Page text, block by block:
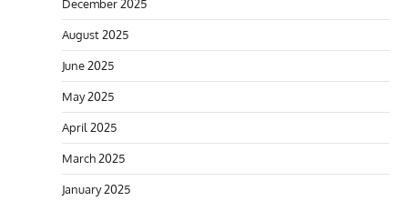
December 2025
August 2025
June 2025
May 2025
April 2025
March 2025
January 2025